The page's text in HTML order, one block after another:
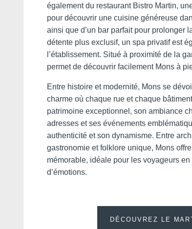
également du restaurant Bistro Martin,
pour découvrir une cuisine généreuse
ainsi que d’un bar parfait pour prolonger
détente plus exclusif, un spa privatif est
l’établissement. Situé à proximité de la
permet de découvrir facilement Mons à
Entre histoire et modernité, Mons se
charme où chaque rue et chaque
patrimoine exceptionnel, son ambiance
adresses et ses événements
authenticité et son dynamisme. Entre
gastronomie et folklore unique, Mons
mémorable, idéale pour les voyageurs
d’émotions.
DÉCOUVREZ LE